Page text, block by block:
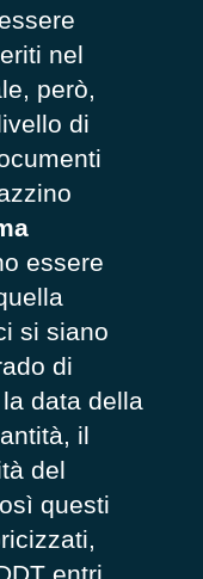
nel
però,
di
essere
si siano
di
data della
il
del
questi
entri